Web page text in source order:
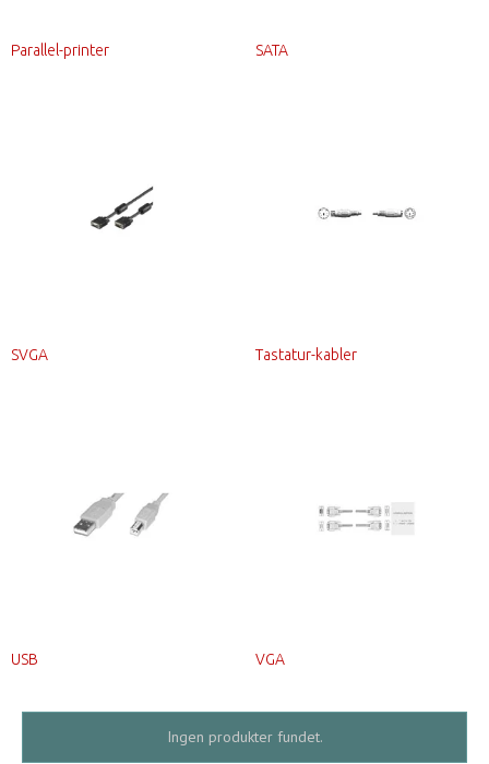
Parallel-printer SATA
SVGA Tastatur-kabler
USB VGA
Ingen produkter fundet.